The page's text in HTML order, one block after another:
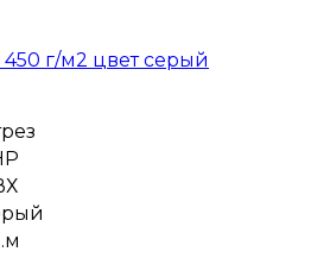
г/м2 цвет серый